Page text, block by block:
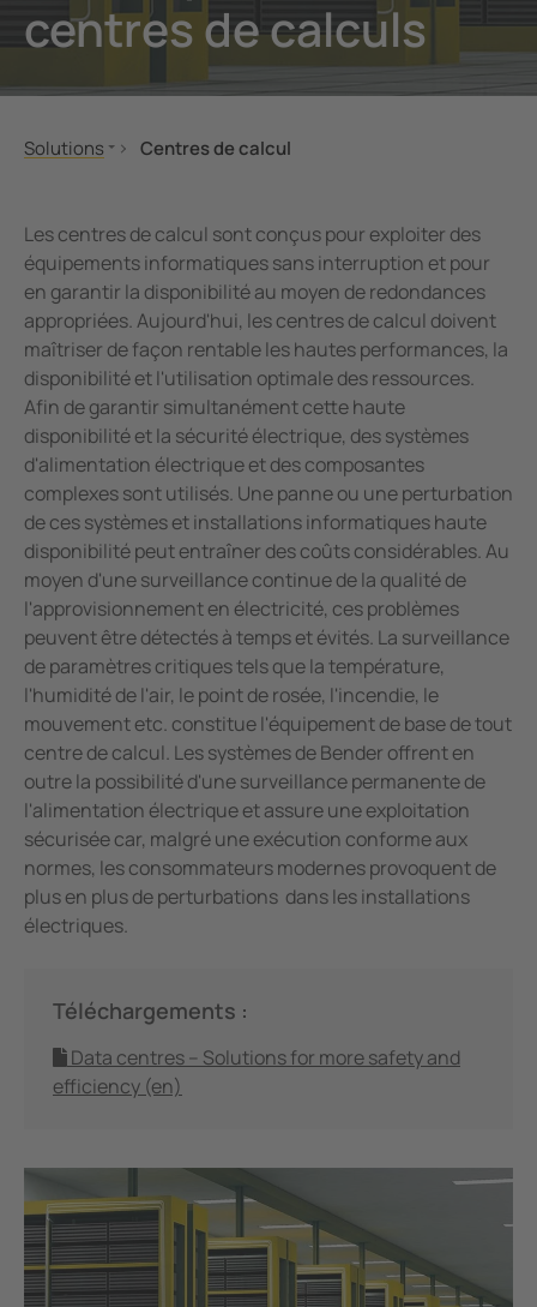
contre les surtensions
de courant
du systèmes
de charge
et ports
minière
de stockage d'énergie par batterie (BESS)
centres de calculs
Solutions
Le secteur hospitalier
Pétrole, gaz
Les énergies renouvelables
Distribution publique
Groupes électrogènes mobiles
Navires et ports
Transport ferroviaire
eMobility
Centres de calcul
Industrie minière
Systèmes de stockage d'énergie par batterie (BESS)
Centres de calcul
Surveillance des serveurs et des racks
Climatisation
Salles de contrôle
Service
Les centres de calcul sont conçus pour exploiter des
équipements informatiques sans interruption et pour
en garantir la disponibilité au moyen de redondances
appropriées. Aujourd'hui, les centres de calcul doivent
maîtriser de façon rentable les hautes performances, la
disponibilité et l'utilisation optimale des ressources.
Afin de garantir simultanément cette haute
disponibilité et la sécurité électrique, des systèmes
d'alimentation électrique et des composantes
complexes sont utilisés. Une panne ou une perturbation
de ces systèmes et installations informatiques haute
disponibilité peut entraîner des coûts considérables. Au
moyen d'une surveillance continue de la qualité de
l'approvisionnement en électricité, ces problèmes
peuvent être détectés à temps et évités. La surveillance
de paramètres critiques tels que la température,
l'humidité de l'air, le point de rosée, l'incendie, le
mouvement etc. constitue l'équipement de base de tout
centre de calcul. Les systèmes de Bender offrent en
outre la possibilité d'une surveillance permanente de
l'alimentation électrique et assure une exploitation
sécurisée car, malgré une exécution conforme aux
normes, les consommateurs modernes provoquent de
plus en plus de perturbations dans les installations
électriques.
Téléchargements :
Data centres – Solutions for more safety and
efficiency (en)